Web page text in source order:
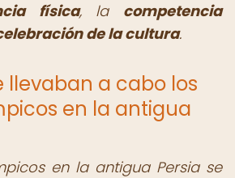
física, la competencia
de la cultura.
llevaban a cabo los
en la antigua
en la antigua Persia se